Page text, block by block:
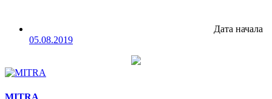
Дата начала
05.08.2019
MITRA